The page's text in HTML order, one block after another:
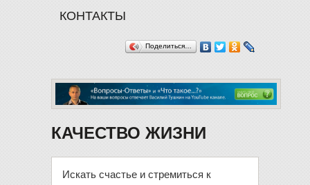
КОНТАКТЫ
Поделиться…
КАЧЕСТВО ЖИЗНИ
Искать счастье и стремиться к